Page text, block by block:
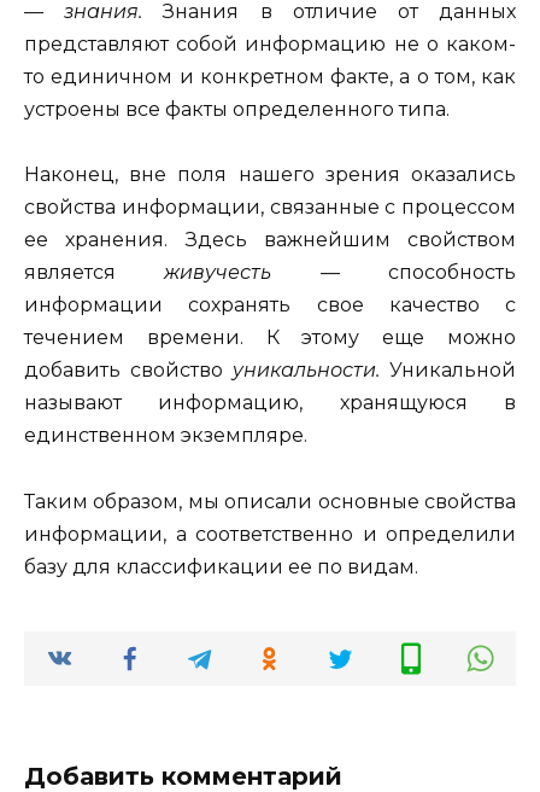
—знания.Знания в отличие от данных
представляют собой информацию не о каком-
то единичном и конкретном факте, а о том, как
устроены все факты определенного типа.
Наконец, вне поля нашего зрения оказались
свойства инфор­мации, связанные с процессом
ее хранения. Здесь важнейшим свойством
являетсяживучесть — способность
информации сохра­нять свое качество с
течением времени. К этому еще можно
добавить свойство уникальности. Уникальной
называют информацию, храня­щуюся в
единственном экземпляре.
Таким образом, мы описали основные свойства
информации, а соответственно и определили
базу для классификации ее по видам.
Добавить комментарий